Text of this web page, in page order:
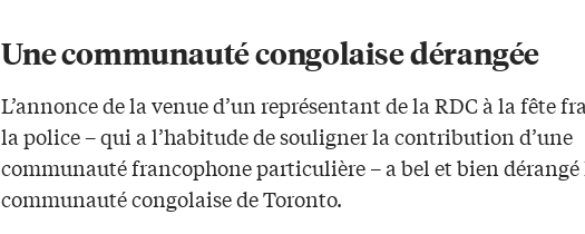
Une communauté congolaise dérangée
L’annonce de la venue d’un représentant de la RDC à la fête
la police – qui a l’habitude de souligner la contribution d’une
communauté francophone particulière – a bel et bien dérangé
communauté congolaise de Toronto.